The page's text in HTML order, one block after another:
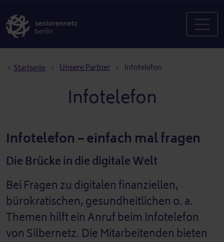
Startseite Unsere Partner Infotelefon
Infotelefon
Infotelefon – einfach mal fragen
Die Brücke in die digitale Welt
Bei Fragen zu digitalen finanziellen,
bürokratischen, gesundheitlichen o. a.
Themen hilft ein Anruf beim Infotelefon
von Silbernetz. Die Mitarbeitenden bieten